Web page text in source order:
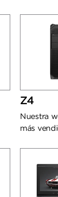
Z4
Nuestra
más